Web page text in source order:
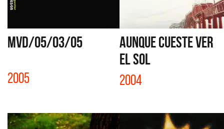
MVD/05/03/05
2005
AUNQUE CUESTE VER
EL SOL
2004